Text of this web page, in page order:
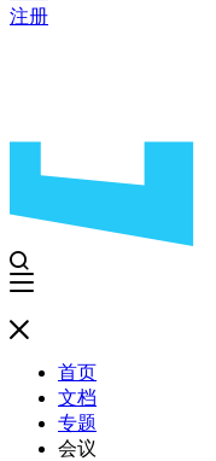
注册
首页
文档
专题
会议